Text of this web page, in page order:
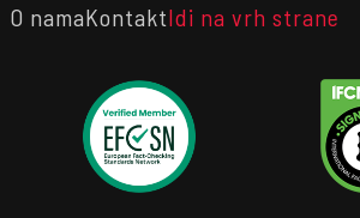
O namaKontaktIdi na vrh strane